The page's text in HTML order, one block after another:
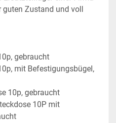
guten Zustand und voll
gebraucht
mit Befestigungsbügel,
10p, gebraucht
10P mit